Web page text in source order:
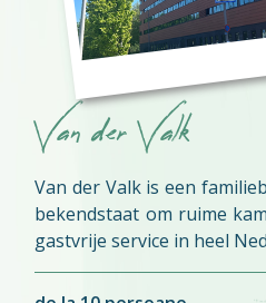
Van der Valk
Van der Valk is een
bekendstaat om ruime
gastvrije service in heel